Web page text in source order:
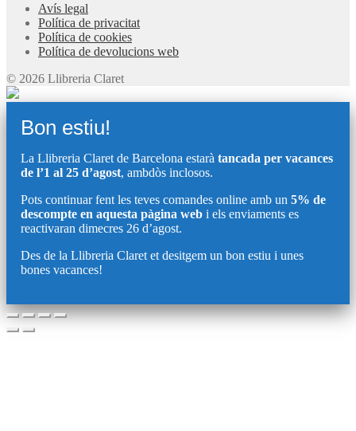
Avís legal
Política de privacitat
Política de cookies
Política de devolucions web
© 2026 Llibreria Claret
Bon estiu!
La Llibreria Claret de Barcelona estarà tancada per vacances
de l’1 al 25 d’agost, ambdòs inclosos.
Pots continuar fent les teves comandes online amb un 5% de
descompte en aquesta pàgina web i els enviaments es
reactivaran dimecres 26 d’agost.
Des de la Llibreria Claret et desitgem un bon estiu i unes
bones vacances!